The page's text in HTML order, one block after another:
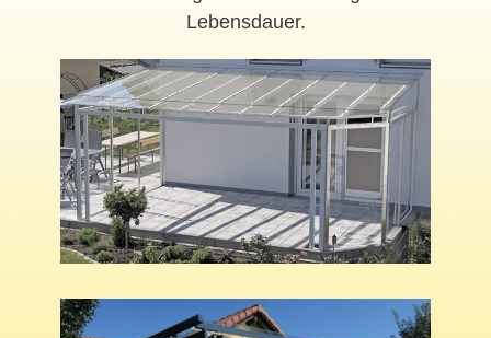
Lebensdauer.